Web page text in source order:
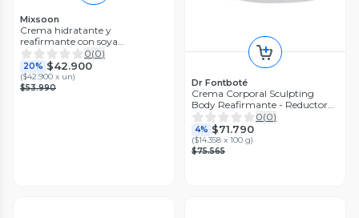
Mixsoon
Crema hidratante y
reafirmante con soya
fermentada
0(0)
20% $42.900
($42.900 x un)
$53.990
Dr Fontboté
Crema Corporal Sculpting
Body Reafirmante - Reductora
500g
0(0)
4% $71.790
($14.358 x 100 g)
$75.565